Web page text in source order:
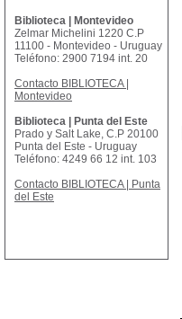
Biblioteca | Montevideo
Zelmar Michelini 1220 C.P
11100 - Montevideo - Uruguay
Teléfono: 2900 7194 int. 20
Contacto BIBLIOTECA |
Montevideo
Biblioteca | Punta del Este
Prado y Salt Lake, C.P 20100
Punta del Este - Uruguay
Teléfono: 4249 66 12 int. 103
Contacto BIBLIOTECA | Punta
del Este